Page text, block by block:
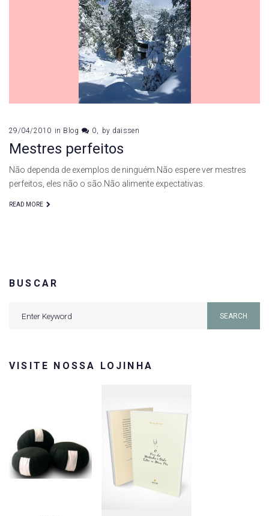
29/04/2010 in Blog 0 by daissen
Mestres perfeitos
Não dependa de exemplos de ninguém.Não espere ver mestres
perfeitos, eles não o são.Não alimente expectativas.
READ MORE
BUSCAR
SEARCH
VISITE NOSSA LOJINHA